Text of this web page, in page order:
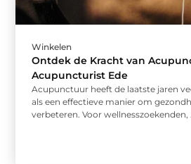
Winkelen
Ontdek de Kracht van
Acupuncturist Ede
Acupunctuur heeft de laatste jaren
als een effectieve manier om
verbeteren. Voor wellnesszoekenden,